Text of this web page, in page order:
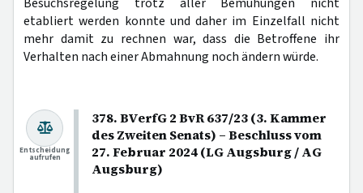
etabliert werden konnte und daher im Einzelfall nicht
mehr damit zu rechnen war, dass die Betroffene ihr
Verhalten nach einer Abmahnung noch ändern würde.
378. BVerfG 2 BvR 637/23 (3. Kammer
des Zweiten Senats) – Beschluss vom
27. Februar 2024 (LG Augsburg / AG
Augsburg)
Entscheidung
aufrufen